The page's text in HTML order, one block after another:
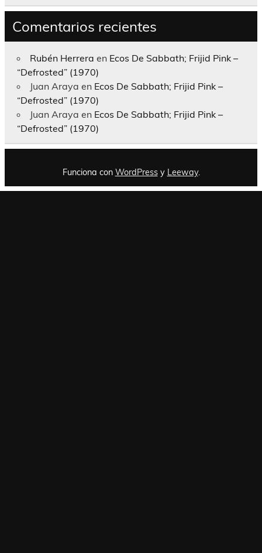
Comentarios recientes
Rubén Herrera en Ecos De Sabbath; Frijid Pink –
“Defrosted” (1970)
Juan Araya en Ecos De Sabbath; Frijid Pink –
“Defrosted” (1970)
Juan Araya en Ecos De Sabbath; Frijid Pink –
“Defrosted” (1970)
Funciona con WordPressy Leeway.